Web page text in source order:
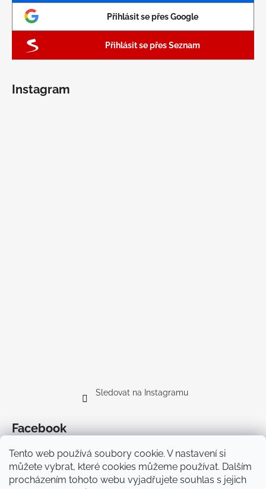
Tento web používá soubory cookie. V nastavení si
můžete vybrat, které cookies můžeme používat. Dalším
procházením tohoto webu vyjadřujete souhlas s jejich
Přihlásit se přes Google
Přihlásit se přes Seznam
Instagram
Sledovat na Instagramu
Facebook